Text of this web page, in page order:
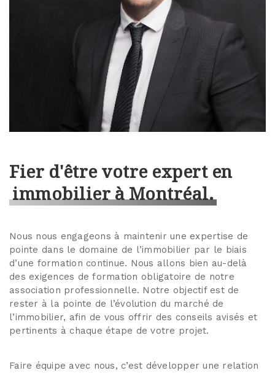
Fier d'être votre expert en
immobilier à Montréal.
Nous nous engageons à maintenir une expertise de
pointe dans le domaine de l’immobilier par le biais
d’une formation continue. Nous allons bien au-delà
des exigences de formation obligatoire de notre
association professionnelle. Notre objectif est de
rester à la pointe de l’évolution du marché de
l’immobilier, afin de vous offrir des conseils avisés et
pertinents à chaque étape de votre projet.
Faire équipe avec nous, c’est développer une relation